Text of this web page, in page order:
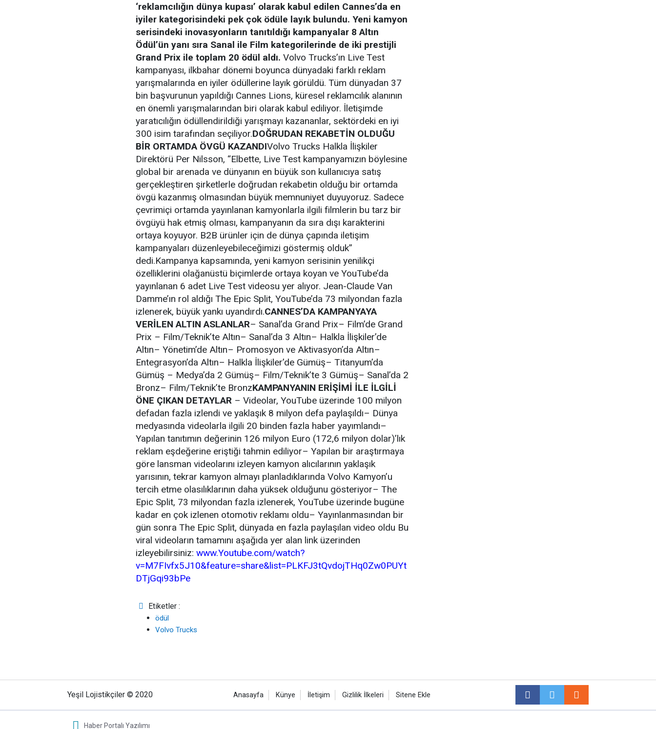
‘reklamcılığın dünya kupası’ olarak kabul edilen Cannes’da en
iyiler kategorisindeki pek çok ödüle layık bulundu. Yeni kamyon
serisindeki inovasyonların tanıtıldığı kampanyalar 8 Altın
Ödül’ün yanı sıra Sanal ile Film kategorilerinde de iki prestijli
Grand Prix ile toplam 20 ödül aldı. Volvo Trucks’ın Live Test
kampanyası, ilkbahar dönemi boyunca dünyadaki farklı reklam
yarışmalarında en iyiler ödüllerine layık görüldü. Tüm dünyadan 37
bin başvurunun yapıldığı Cannes Lions, küresel reklamcılık alanının
en önemli yarışmalarından biri olarak kabul ediliyor. İletişimde
yaratıcılığın ödüllendirildiği yarışmayı kazananlar, sektördeki en iyi
300 isim tarafından seçiliyor.DOĞRUDAN REKABETİN OLDUĞU
BİR ORTAMDA ÖVGÜ KAZANDIVolvo Trucks Halkla İlişkiler
Direktörü Per Nilsson, “Elbette, Live Test kampanyamızın böylesine
global bir arenada ve dünyanın en büyük son kullanıcıya satış
gerçekleştiren şirketlerle doğrudan rekabetin olduğu bir ortamda
övgü kazanmış olmasından büyük memnuniyet duyuyoruz. Sadece
çevrimiçi ortamda yayınlanan kamyonlarla ilgili filmlerin bu tarz bir
övgüyü hak etmiş olması, kampanyanın da sıra dışı karakterini
ortaya koyuyor. B2B ürünler için de dünya çapında iletişim
kampanyaları düzenleyebileceğimizi göstermiş olduk”
dedi.Kampanya kapsamında, yeni kamyon serisinin yenilikçi
özelliklerini olağanüstü biçimlerde ortaya koyan ve YouTube’da
yayınlanan 6 adet Live Test videosu yer alıyor. Jean-Claude Van
Damme’ın rol aldığı The Epic Split, YouTube’da 73 milyondan fazla
izlenerek, büyük yankı uyandırdı.CANNES’DA KAMPANYAYA
VERİLEN ALTIN ASLANLAR– Sanal’da Grand Prix– Film’de Grand
Prix – Film/Teknik’te Altın– Sanal’da 3 Altın– Halkla İlişkiler’de
Altın– Yönetim’de Altın– Promosyon ve Aktivasyon’da Altın–
Entegrasyon’da Altın– Halkla İlişkiler’de Gümüş– Titanyum’da
Gümüş – Medya’da 2 Gümüş– Film/Teknik’te 3 Gümüş– Sanal’da 2
Bronz– Film/Teknik’te BronzKAMPANYANIN ERİŞİMİ İLE İLGİLİ
ÖNE ÇIKAN DETAYLAR – Videolar, YouTube üzerinde 100 milyon
defadan fazla izlendi ve yaklaşık 8 milyon defa paylaşıldı– Dünya
medyasında videolarla ilgili 20 binden fazla haber yayımlandı–
Yapılan tanıtımın değerinin 126 milyon Euro (172,6 milyon dolar)’lık
reklam eşdeğerine eriştiği tahmin ediliyor– Yapılan bir araştırmaya
göre lansman videolarını izleyen kamyon alıcılarının yaklaşık
yarısının, tekrar kamyon almayı planladıklarında Volvo Kamyon’u
tercih etme olasılıklarının daha yüksek olduğunu gösteriyor– The
Epic Split, 73 milyondan fazla izlenerek, YouTube üzerinde bugüne
kadar en çok izlenen otomotiv reklamı oldu– Yayınlanmasından bir
gün sonra The Epic Split, dünyada en fazla paylaşılan video oldu Bu
viral videoların tamamını aşağıda yer alan link üzerinden
izleyebilirsiniz: www.Youtube.com/watch?
v=M7FIvfx5J10&feature=share&list=PLKFJ3tQvdojTHq0Zw0PUYt
DTjGqi93bPe
Etiketler :
ödül
Volvo Trucks
Yeşil Lojistikçiler © 2020 Anasayfa Künye İletişim Gizlilik İlkeleri Sitene Ekle
Haber Portalı Yazılımı